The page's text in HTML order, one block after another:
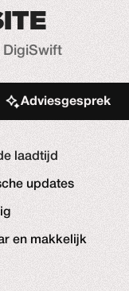
DigiSwift
Adviesgesprek
Start de uitdaging
laadtijd
updates
en makkelijk